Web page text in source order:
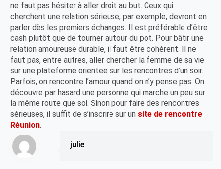
ne faut pas hésiter à aller droit au but. Ceux qui
cherchent une relation sérieuse, par exemple, devront en
parler dès les premiers échanges. Il est préférable d’être
cash plutôt que de tourner autour du pot. Pour bâtir une
relation amoureuse durable, il faut être cohérent. Il ne
faut pas, entre autres, aller chercher la femme de sa vie
sur une plateforme orientée sur les rencontres d’un soir.
Parfois, on rencontre l’amour quand on n’y pense pas. On
découvre par hasard une personne qui marche un peu sur
la même route que soi. Sinon pour faire des rencontres
sérieuses, il suffit de s’inscrire sur un site de rencontre
Réunion.
julie